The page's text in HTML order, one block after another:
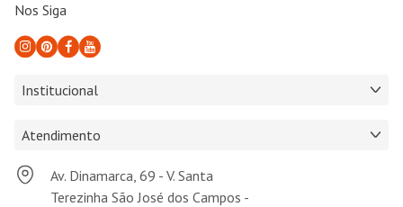
Nos Siga
Institucional
Atendimento
Av. Dinamarca, 69 - V. Santa
Terezinha São José dos Campos -